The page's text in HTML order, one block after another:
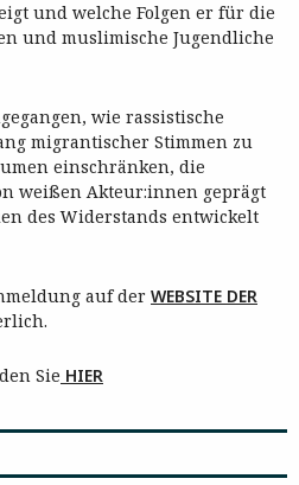
und welche Folgen er für die
und muslimische Jugendliche
wie rassistische
migrantischer Stimmen zu
einschränken, die
weißen Akteur:innen geprägt
des Widerstands entwickelt
auf der WEBSITE DER
Sie HIER